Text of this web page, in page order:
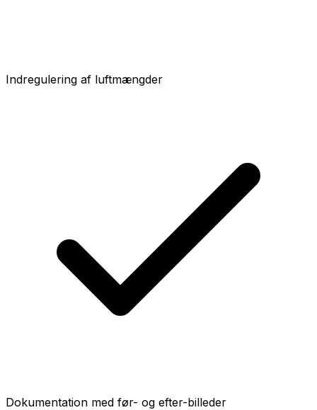
Indregulering af luftmængder
Dokumentation med før- og efter-billeder